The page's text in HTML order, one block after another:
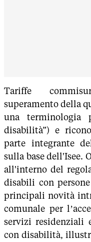
Tariffe
superamento della
una terminologia
disabilità”) e
parte integrante
sulla base dell'Isee.
all'interno del
disabili con
principali novità
comunale per
servizi residenziali
con disabilità,